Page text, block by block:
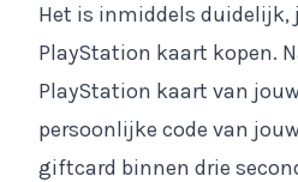
Het is inmiddels duidelijk,
PlayStation kaart kopen.
PlayStation kaart van
persoonlijke code van
giftcard binnen drie